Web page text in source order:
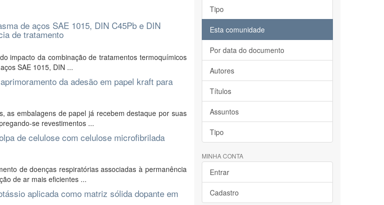
de aços SAE 1015, DIN C45Pb e DIN
de tratamento
impacto da combinação de tratamentos termoquímicos
SAE 1015, DIN ...
da adesão em papel kraft para
as embalagens de papel já recebem destaque por suas
se revestimentos ...
de celulose com celulose microfibrilada
de doenças respiratórias associadas à permanência
de ar mais eficientes ...
aplicada como matriz sólida dopante em
Tipo
Esta comunidade
Por data do documento
Autores
Títulos
Assuntos
Tipo
MINHA CONTA
Entrar
Cadastro